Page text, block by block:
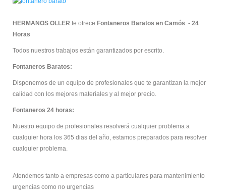
URGENCIAS24 HORAS
LLAMANOS AL
HERMANOS OLLER te ofrece Fontaneros Baratos en Camós - 24
Horas
Todos nuestros trabajos están garantizados por escrito.
Fontaneros Baratos:
Disponemos de un equipo de profesionales que te garantizan la mejor
calidad con los mejores materiales y al mejor precio.
Fontaneros 24 horas:
Nuestro equipo de profesionales resolverá cualquier problema a
cualquier hora los 365 dias del año, estamos preparados para resolver
cualquier problema.
Atendemos tanto a empresas como a particulares para mantenimiento
urgencias como no urgencias